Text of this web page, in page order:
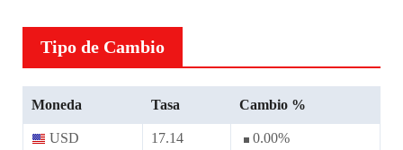
Tipo de Cambio
Moneda Tasa Cambio %
USD 17.14 0.00%